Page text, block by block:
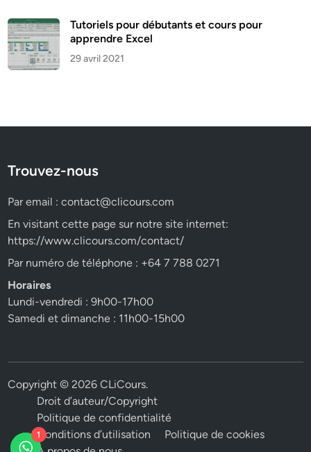
Tutoriels pour débutants et cours pour
apprendre Excel
29 avril 2021
Trouvez-nous
Par email :contact@clicours.com
En visitant cette page sur notre site internet:
https://www.clicours.com/contact/
Par numéro de téléphone : +64 7 788 0271
Horaires
Lundi-vendredi : 9h00-17h00
Samedi et dimanche : 11h00-15h00
Copyright © 2026CLiCours.
Droit d’auteur/Copyright
Politique de confidentialité
Conditions d’utilisation
Politique de cookies
1